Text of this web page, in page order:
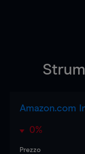
Amazon.com
0%
Prezzo